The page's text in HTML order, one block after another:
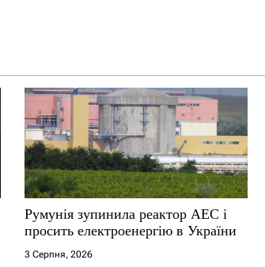
Румунія зупинила реактор АЕС і
просить електроенергію в України
3 Серпня, 2026